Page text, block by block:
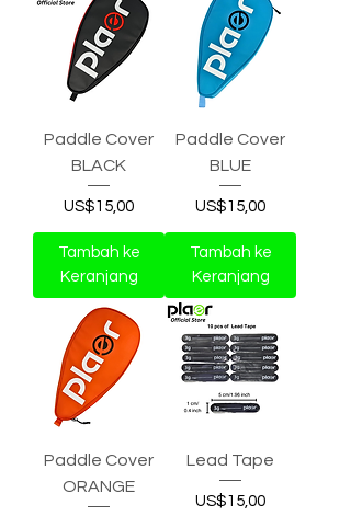
Paddle Cover
BLACK
Harga
US$15,00
Tambah ke
Keranjang
Paddle Cover
BLUE
Harga
US$15,00
Tambah ke
Keranjang
Paddle Cover
ORANGE
Lead Tape
Harga
US$15,00